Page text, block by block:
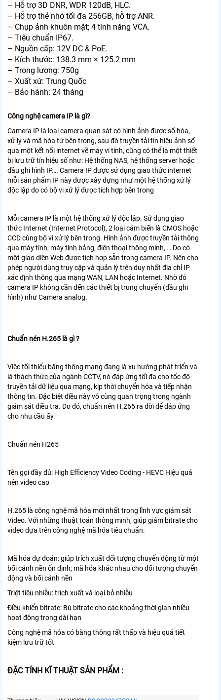
– Hỗ trợ 3D DNR, WDR 120dB, HLC.
– Hỗ trợ thẻ nhớ tối đa 256GB, hỗ trợ ANR.
– Chụp ảnh khuôn mặt; 4 tính năng VCA.
– Tiêu chuẩn IP67.
– Nguồn cấp: 12V DC & PoE.
– Kích thước: 138.3 mm × 125.2 mm
– Trọng lượng: 750g
– Xuất xứ: Trung Quốc
– Bảo hành: 24 tháng
Công nghệ camera IP là gì?
Camera IP là loại camera quan sát có hình ảnh được số hóa,
xử lý và mã hóa từ bên trong, sau đó truyền tải tín hiệu ảnh số
qua một kết nối internet về máy vi tính, cũng có thể là một thiết
bị lưu trữ tín hiệu số như: Hệ thống NAS, hệ thống server hoặc
đầu ghi hình IP…. Camera IP được sử dụng giao thức internet
mỗi sản phẩm IP này được xây dựng như một hệ thống xử lý
độc lập do có bộ vi xử lý được tích hợp bên trong
Mỗi camera IP là một hệ thống xử lý độc lập. Sử dụng giao
thức Internet (Internet Protocol), 2 loại cảm biến là CMOS hoặc
CCD cùng bộ vi xử lý bên trong. Hình ảnh được truyền tải thông
qua máy tính, máy tính bảng, điện thoại thông minh, … Do có
một giao diện Web được tích hợp sẵn trong camera IP. Nên cho
phép người dùng truy cập và quản lý trên duy nhất địa chỉ IP
xác định thông qua mạng WAN, LAN hoặc Internet. Nhờ đó
camera IP không cần đến các thiết bị trung chuyển (đầu ghi
hình) như Camera analog.
Chuẩn nén H.265 là gì ?
Việc tối thiểu băng thông mạng đang là xu hướng phát triển và
là thách thức của ngành CCTV, nó đáp ứng tối đa cho tốc độ
truyền tải dữ liệu qua mạng, kịp thời chuyển hóa và tiếp nhận
thông tin. Đặc biệt điều này vô cùng quan trọng trong ngành
giám sát điều tra. Do đó, chuẩn nén H.265 ra đời để đáp ứng
cho nhu cầu ấy.
Chuẩn nén H265
Tên gọi đầy đủ: High Efficiency Video Coding - HEVC Hiệu quả
nén video cao
H.265 là công nghệ mã hóa mới nhất trong lĩnh vực giám sát
Video. Với những thuật toán thông minh, giúp giảm bitrate cho
video dựa trên công nghệ mã hóa tiêu chuẩn:
Mã hóa dự đoán: giúp trích xuất đối tượng chuyển động từ một
bối cảnh nền ổn định; mã hóa khác nhau cho đối tượng chuyển
động và bối cảnh nền
Triệt tiêu nhiễu: trích xuất và loại bỏ nhiễu
Điều khiển bitrate: Bù bitrate cho các khoảng thời gian nhiều
hoạt động trong dài hạn
Công nghệ mã hóa có băng thông rất thấp và hiệu quả tiết
kiệm lưu trữ tốt
ĐẶC TÍNH KĨ THUẬT SẢN PHẨM :